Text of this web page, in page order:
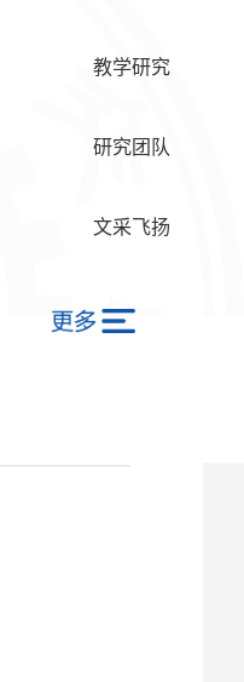
教学研究
研究团队
文采飞扬